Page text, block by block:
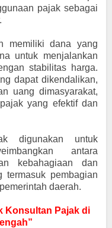
pajak sebagai
memiliki dana yang
untuk menjalankan
stabilitas harga.
dapat dikendalikan,
uang dimasyarakat,
yang efektif dan
digunakan untuk
antara
kebahagiaan dan
termasuk pembagian
daerah.
Konsultan Pajak di